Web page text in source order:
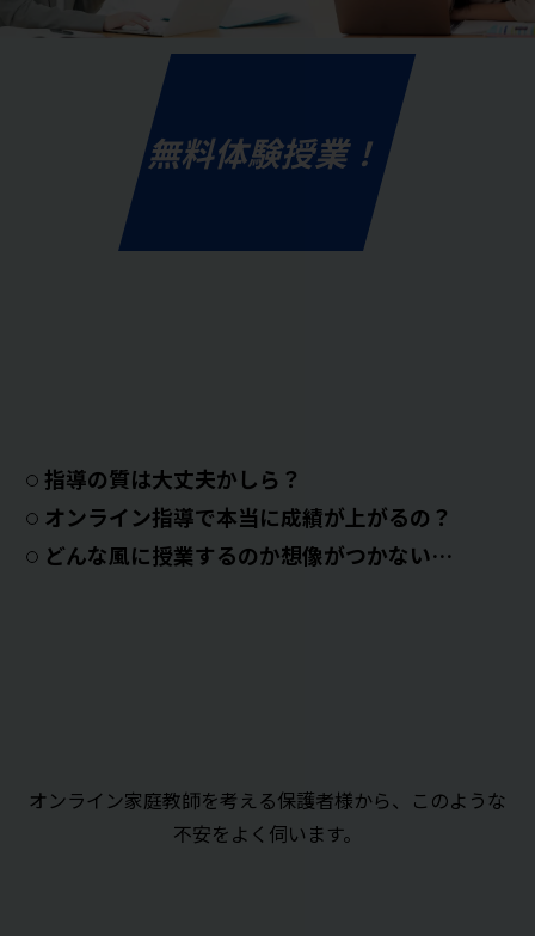
無料体験授業！
指導の質は大丈夫かしら？
オンライン指導で本当に成績が上がるの？
どんな風に授業するのか想像がつかない…
オンライン家庭教師を考える保護者様から、このような
不安をよく伺います。